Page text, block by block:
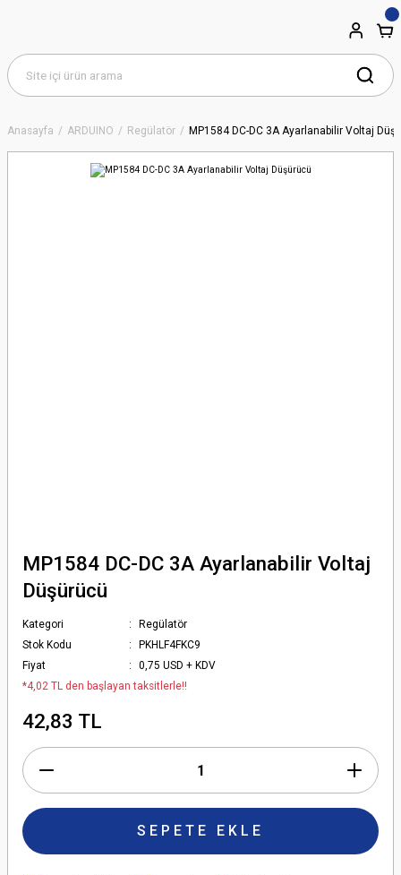
Anasayfa ARDUINO Regülatör MP1584 DC-DC 3A Ayarlanabilir Voltaj
MP1584 DC-DC 3A Ayarlanabilir Voltaj
Düşürücü
Kategori
Regülatör
Stok Kodu
PKHLF4FKC9
Fiyat
0,75 USD + KDV
*4,02 TL den başlayan taksitlerle!!
42,83 TL
SEPETE EKLE